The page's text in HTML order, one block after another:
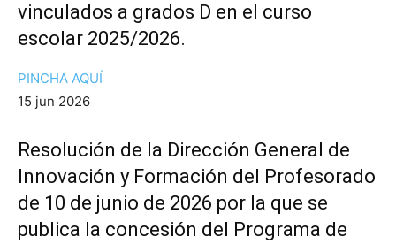
vinculados a grados D en el curso
escolar 2025/2026.
PINCHA AQUÍ
15 jun 2026
Resolución de la Dirección General de
Innovación y Formación del Profesorado
de 10 de junio de 2026 por la que se
publica la concesión del Programa de